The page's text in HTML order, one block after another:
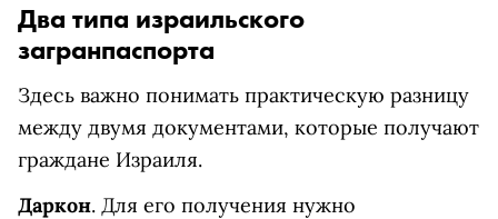
Два типа израильского
загранпаспорта
Здесь важно понимать практическую разницу
между двумя документами, которые получают
граждане Израиля.
Даркон. Для его получения нужно